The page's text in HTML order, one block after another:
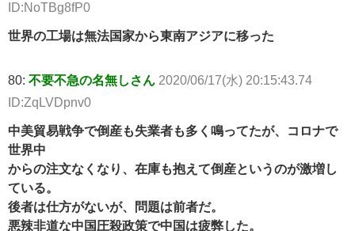
ID:NoTBg8fP0
世界の工場は無法国家から東南アジアに移った
80: 不要不急の名無しさん 2020/06/17(水) 20:15:43.74
ID:ZqLVDpnv0
中美貿易戦争で倒産も失業者も多く鳴ってたが、コロナで
世界中
からの注文なくなり、在庫も抱えて倒産というのが激増し
ている。
後者は仕方がないが、問題は前者だ。
悪辣非道な中国圧殺政策で中国は疲弊した。